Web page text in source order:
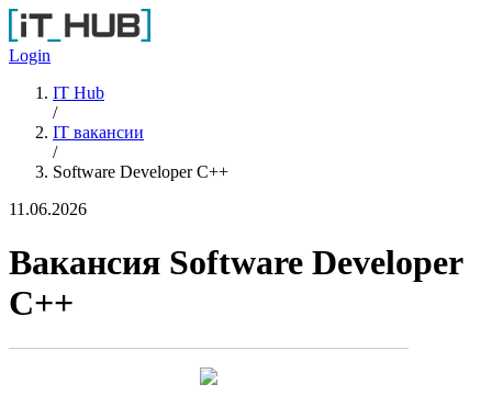
Перейти к основному содержанию
Login
IT Hub
/
IT вакансии
/
Software Developer C++
11.06.2026
Вакансия Software Developer
C++